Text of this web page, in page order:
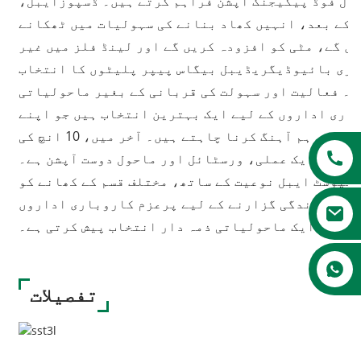
کے بعد، انہیں کھاد بنانے کی سہولیات میں ٹھکانے
گے، مٹی کو افزودہ کریں گے اور لینڈ فلز میں غیر
بائیوڈیگریڈیبل بیگاس پیپر پلیٹوں کا انتخاب
فعالیت اور سہولت کی قربانی کے بغیر ماحولیاتی
اداروں کے لیے ایک بہترین انتخاب ہیں جو اپنے
کھانے کی خدمات کے طریقوں کو اپنی ماحولیاتی اقدار کے ساتھ ہم آہنگ کرنا چاہتے ہیں۔ آخر میں، 10 انچ کی
لیے ایک عملی، ورسٹائل اور ماحول دوست آپشن ہے۔
ایبل نوعیت کے ساتھ، مختلف قسم کے کھانے کو
زندگی گزارنے کے لیے پرعزم کاروباری اداروں
لیے ایک ماحولیاتی ذمہ دار انتخاب پیش کرتی ہے۔
تفصیلات